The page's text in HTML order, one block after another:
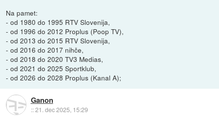
Na pamet:
- od 1980 do 1995 RTV Slovenija,
- od 1996 do 2012 Proplus (Poop TV),
- od 2013 do 2015 RTV Slovenija,
- od 2016 do 2017 nihče,
- od 2018 do 2020 TV3 Medias,
- od 2021 do 2025 Sportklub,
- od 2026 do 2028 Proplus (Kanal A);
Ganon
::21. dec 2025, 15:29